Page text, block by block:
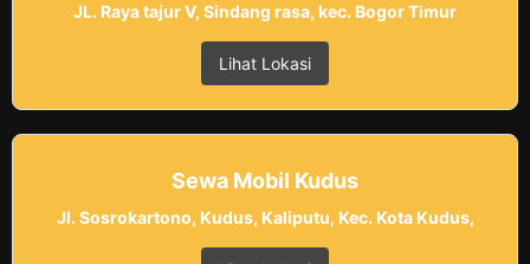
JL. Raya tajur V, Sindang rasa, kec. Bogor Timur
Lihat Lokasi
Sewa Mobil Kudus
Jl. Sosrokartono, Kudus, Kaliputu, Kec. Kota Kudus,